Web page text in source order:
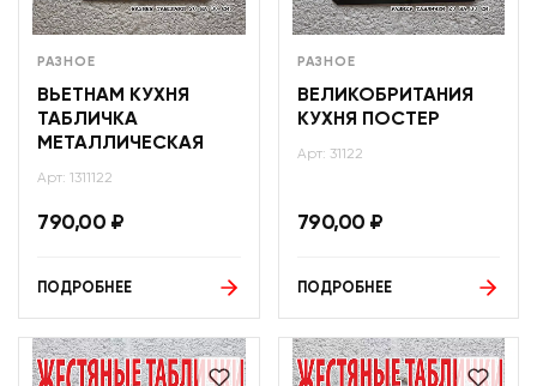
РАЗНОЕ
ВЬЕТНАМ КУХНЯ
ТАБЛИЧКА
МЕТАЛЛИЧЕСКАЯ
Арт: 1311122
790,00 ₽
ПОДРОБНЕЕ
РАЗНОЕ
ВЕЛИКОБРИТАНИЯ
КУХНЯ ПОСТЕР
Арт: 31122
790,00 ₽
ПОДРОБНЕЕ